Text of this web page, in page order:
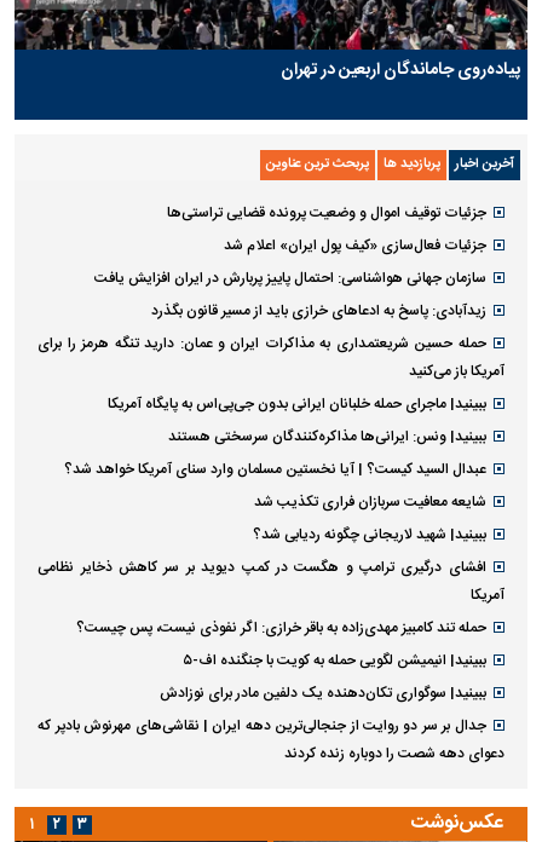
پیاده‌روی جاماندگان اربعین در تهران
آخرین اخبار پربازدید ها پربحث ترین عناوین
جزئیات توقیف اموال و وضعیت پرونده قضایی تراستی‌ها
جزئیات فعال‌سازی «کیف پول ایران» اعلام شد
سازمان جهانی هواشناسی: احتمال پاییز پربارش در ایران افزایش یافت
زیدآبادی: پاسخ به ادعا‌های خرازی باید از مسیر قانون بگذرد
حمله حسین شریعتمداری به مذاکرات ایران و عمان: دارید تنگه هرمز را برای
آمریکا باز می‌کنید
ببینید| ماجرای حمله خلبانان ایرانی بدون جی‌پی‌اس به پایگاه آمریکا
ببینید| ونس: ایرانی‌ها مذاکره‌کنندگان سرسختی هستند
عبدال السید کیست؟ | آیا نخستین مسلمان وارد سنای آمریکا خواهد شد؟
شایعه معافیت سربازان فراری تکذیب شد
ببینید| شهید لاریجانی چگونه ردیابی شد؟
افشای درگیری ترامپ و هگست در کمپ دیوید بر سر کاهش ذخایر نظامی
آمریکا
حمله تند کامبیز مهدی‌زاده به باقر خرازی: اگر نفوذی نیست، پس چیست؟
ببینید| انیمیشن لگویی حمله به کویت با جنگنده اف-۵
ببینید| سوگواری تکان‌دهنده یک دلفین مادر برای نوزادش
جدال بر سر دو روایت از جنجالی‌ترین دهه ایران | نقاشی‌های مهرنوش بادپر که
دعوای دهه شصت را دوباره زنده کردند
عکس‌نوشت ۱ ۲ ۳